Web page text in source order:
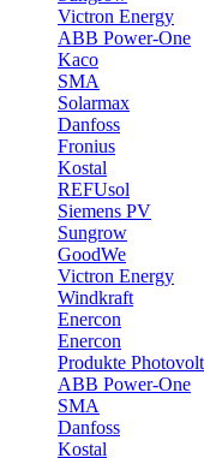
Victron Energy
ABB Power-One
Kaco
SMA
Solarmax
Danfoss
Fronius
Kostal
REFUsol
Siemens PV
Sungrow
GoodWe
Victron Energy
Windkraft
Enercon
Enercon
Produkte
ABB Power-One
SMA
Danfoss
Kostal